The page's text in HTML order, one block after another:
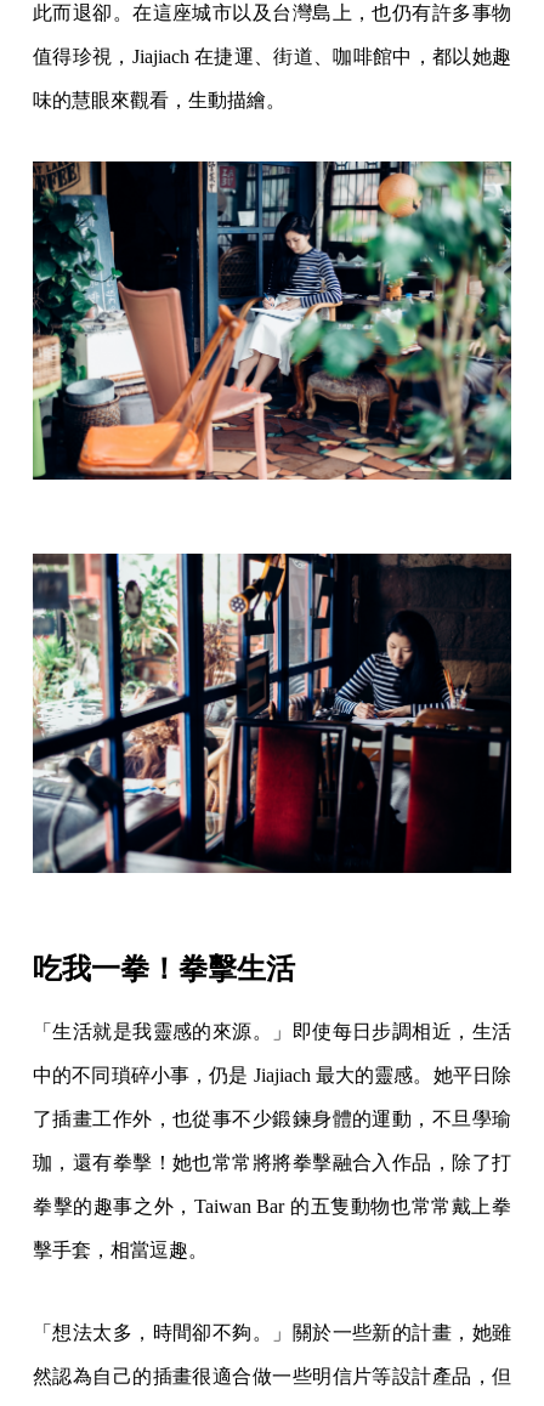
此而退卻。在這座城市以及台灣島上，也仍有許多事物
值得珍視，Jiajiach 在捷運、街道、咖啡館中，都以她趣
味的慧眼來觀看，生動描繪。
吃我一拳！拳擊生活
「生活就是我靈感的來源。」即使每日步調相近，生活
中的不同瑣碎小事，仍是 Jiajiach 最大的靈感。她平日除
了插畫工作外，也從事不少鍛鍊身體的運動，不旦學瑜
珈，還有拳擊！她也常常將將拳擊融合入作品，除了打
拳擊的趣事之外，Taiwan Bar 的五隻動物也常常戴上拳
擊手套，相當逗趣。
「想法太多，時間卻不夠。」關於一些新的計畫，她雖
然認為自己的插畫很適合做一些明信片等設計產品，但